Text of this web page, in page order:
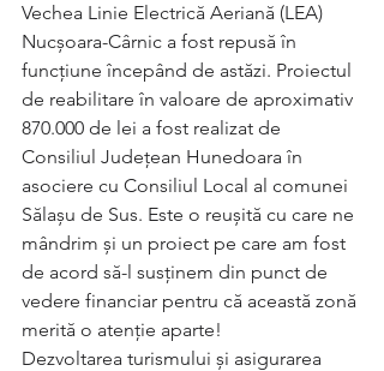
Vechea Linie Electrică Aeriană (LEA)
Nucșoara-Cârnic a fost repusă în
funcțiune începând de astăzi. Proiectul
de reabilitare în valoare de aproximativ
870.000 de lei a fost realizat de
Consiliul Județean Hunedoara în
asociere cu Consiliul Local al comunei
Sălașu de Sus. Este o reușită cu care ne
mândrim și un proiect pe care am fost
de acord să-l susținem din punct de
vedere financiar pentru că această zonă
merită o atenție aparte!
Dezvoltarea turismului și asigurarea